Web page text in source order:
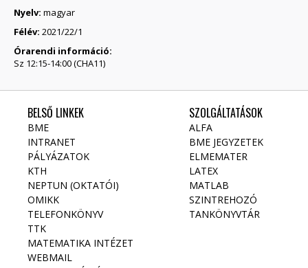
Nyelv: magyar
Félév: 2021/22/1
Órarendi információ:
Sz 12:15-14:00 (CHA11)
BELSŐ LINKEK
BME
INTRANET
PÁLYÁZATOK
KTH
NEPTUN (OKTATÓI)
OMIKK
TELEFONKÖNYV
TTK
MATEMATIKA INTÉZET
WEBMAIL
SZOLGÁLTATÁSOK
ALFA
BME JEGYZETEK
ELMEMATER
LATEX
MATLAB
SZINTREHOZÓ
TANKÖNYVTÁR